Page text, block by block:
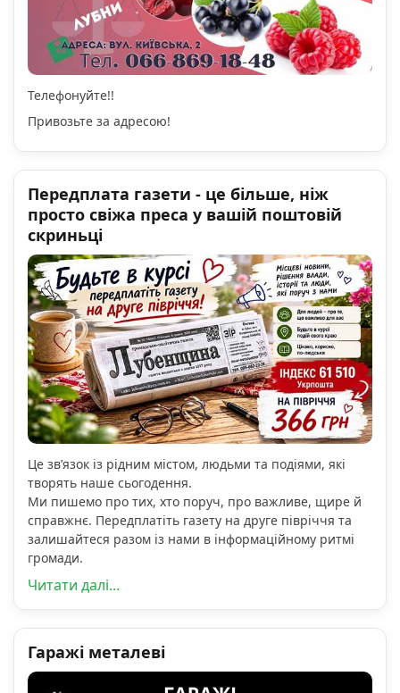
Телефонуйте!!
Привозьте за адресою!
Передплата газети - це більше, ніж
просто свіжа преса у вашій поштовій
скриньці
Це зв’язок із рідним містом, людьми та подіями, які
творять наше сьогодення.
Ми пишемо про тих, хто поруч, про важливе, щире й
справжнє. Передплатіть газету на друге півріччя та
залишайтеся разом із нами в інформаційному ритмі
громади.
Читати далі...
Гаражі металеві